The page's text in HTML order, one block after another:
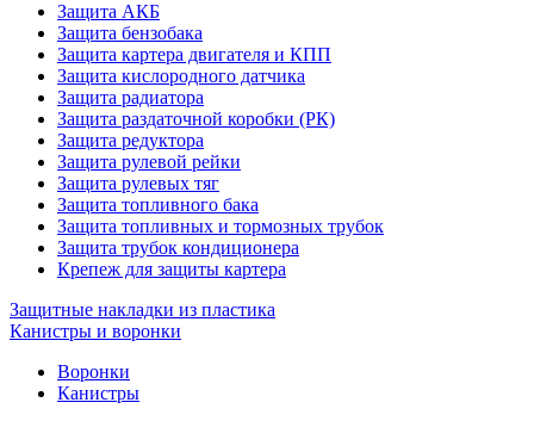
Защита АКБ
Защита бензобака
Защита картера двигателя и КПП
Защита кислородного датчика
Защита радиатора
Защита раздаточной коробки (РК)
Защита редуктора
Защита рулевой рейки
Защита рулевых тяг
Защита топливного бака
Защита топливных и тормозных трубок
Защита трубок кондиционера
Крепеж для защиты картера
Защитные накладки из пластика
Канистры и воронки
Воронки
Канистры